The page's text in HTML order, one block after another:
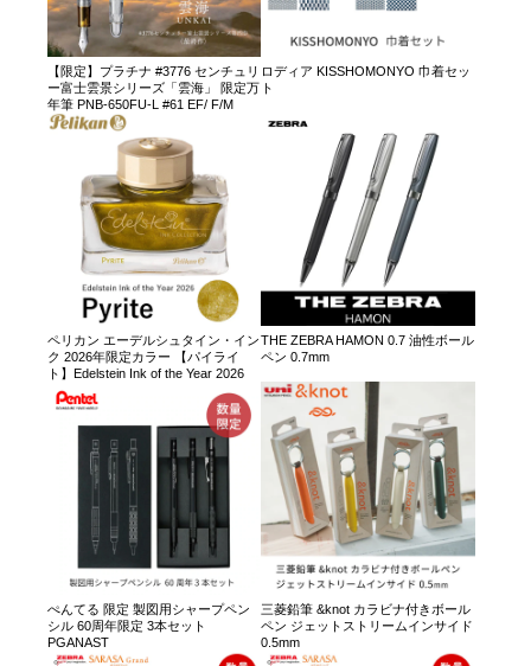
【限定】プラチナ #3776 センチュリ
ー富士雲景シリーズ「雲海」 限定万
年筆 PNB-650FU-L #61 EF/ F/M
ロディア KISSHOMONYO 巾着セッ
ト
ペリカン エーデルシュタイン・イン
ク 2026年限定カラー 【パイライ
ト】Edelstein Ink of the Year 2026
THE ZEBRA HAMON 0.7 油性ボール
ペン 0.7mm
ぺんてる 限定 製図用シャープペン
シル 60周年限定 3本セット
PGANAST
三菱鉛筆 &knot カラビナ付きボール
ペン ジェットストリームインサイド
0.5mm